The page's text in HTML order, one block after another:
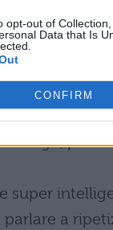
opt-out of
Data that Is
CONFIRM
i
Vuol
luogo, porsi
super
a